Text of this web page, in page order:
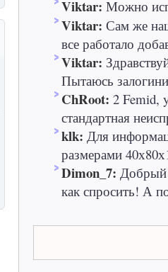
Viktar: Можно
Viktar: Сам же
все работало
Viktar:
Пытаюсь
ChRoot: 2 Femid,
стандартная
klk: Для
размерами
Dimon_7: Добрый
как спросить! А